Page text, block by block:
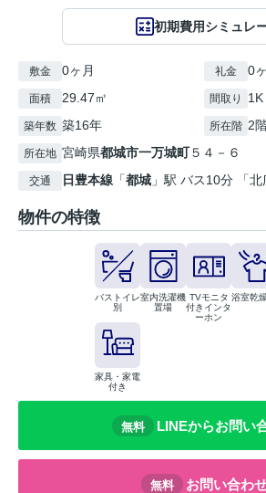
初期費用シミュレ
敷金 0ヶ月 礼金 0
面積 29.47㎡ 間取り 1K
築年数 築16年 所在階 2
所在地 宮崎県都城市一万城町５４－６
交通 日豊本線 「都城 」駅 バス10分 「
物件の特徴
バストイレ
別
室内洗濯機
置場
TVモニタ
付きインタ
ーホン
浴室乾
家具・家電
付き
無料 LINEからお問い
無料 お問い合わ